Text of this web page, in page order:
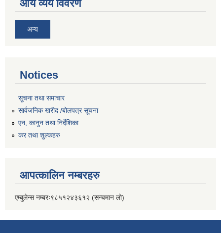
आय व्यय विवरण
अन्य
Notices
सूचना तथा समाचार
सार्वजनिक खरीद /बोलपत्र सूचना
एन, कानुन तथा निर्देशिका
कर तथा शुल्कहरु
आपत्कालिन नम्बरहरु
एम्बुलेन्स नम्बरः९८५१२४३६१२ (सन्चमान लो)